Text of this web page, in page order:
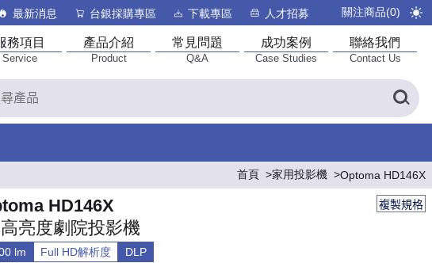
最新消息 台銀採購專區 下載專區 人才招募 關注商品(0)
務項目
Service
產品介紹
Product
常見問題
Q&A
成功案例
Case Studies
聯絡我們
Contact Us
首頁 家用投影機 Optoma HD146X
複製規格
HD146X
亮度劇院投影機
lm Full HD解析度
DLP